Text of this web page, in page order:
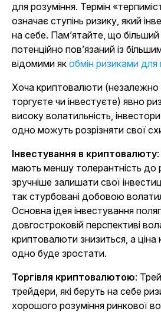
для розуміння. Термін
означає ступінь ризику, який
на себе. Пам’ятайте, що
потенційно пов’язаний із
відомими як обмін ризиками
Хоча криптовалюти (незалежно
торгуєте чи інвестуєте) явно
високу волатильність,
одно можуть розрізняти свої
Інвестування в криптовалюту
мають меншу толерантність до
зручніше залишати свої
так стурбовані добовою
Основна ідея інвестування
довгостроковій перспективі
криптовалюти знизиться, а
одно буде зростати.
Торгівля криптовалютою:
трейдери, які беруть на себе
хорошого розуміння ринкової